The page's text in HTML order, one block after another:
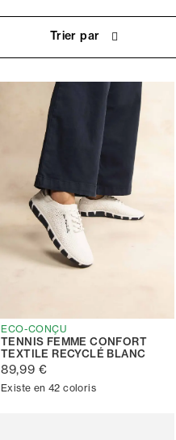
Trier par
ECO-CONÇU
TENNIS FEMME CONFORT
TEXTILE RECYCLÉ BLANC
89,99 €
Existe en 42 coloris